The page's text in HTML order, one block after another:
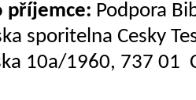
příjemce: Podpora
sporitelna Cesky
10a/1960, 737 01